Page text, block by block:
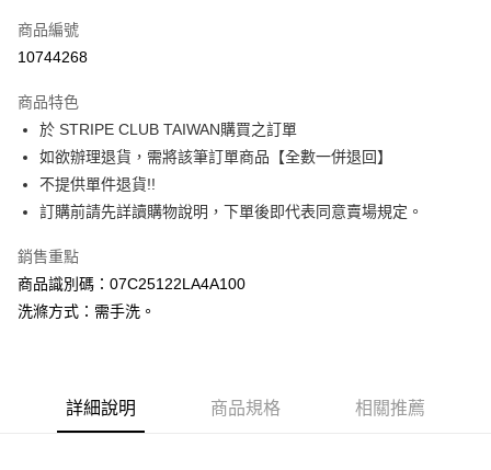
合作金庫商業銀行
上海商業儲蓄銀行
臺灣中小企業銀行
匯豐（台灣）商業銀行
華泰商業銀行
聯邦商業銀行
遠東國際商業銀行
元大商業銀行
玉山商業銀行
星展（台灣）商業銀行
台灣樂天信用卡公司
超商取貨付款
LINE Pay
Apple Pay
街口支付
悠遊付
大哥付你分期
相關說明
【大哥付你分期使用說明】
成交易。
3.實際核准額度、可分期數及費用金額請依後續交易確認頁面所載為準。
AFTEE先享後付是「在收到商品之後才付款」的支付方式。 讓您購物簡單
便利好安心！
ATM付款
商品編號
10744268
商品特色
於 STRIPE CLUB TAIWAN購買之訂單
如欲辦理退貨，需將該筆訂單商品【全數一併退回】
不提供單件退貨!!
訂購前請先詳讀購物說明，下單後即代表同意賣場規定。
銷售重點
商品識別碼：07C25122LA4A100
洗滌方式：需手洗。
詳細說明 商品規格 相關推薦